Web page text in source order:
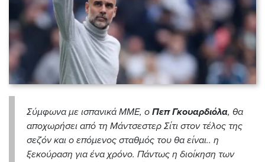
Σύμφωνα με ισπανικά ΜΜΕ, ο Πεπ Γκουαρδιόλα, θα
αποχωρήσει από τη Μάντσεστερ Σίτι στον τέλος της
σεζόν και ο επόμενος σταθμός του θα είναι.. η
ξεκούραση για ένα χρόνο. Πάντως η διοίκηση των